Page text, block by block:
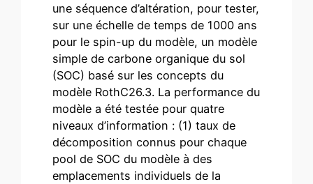
une séquence d’altération, pour tester,
sur une échelle de temps de 1000 ans
pour le spin-up du modèle, un modèle
simple de carbone organique du sol
(SOC) basé sur les concepts du
modèle RothC26.3. La performance du
modèle a été testée pour quatre
niveaux d’information : (1) taux de
décomposition connus pour chaque
pool de SOC du modèle à des
emplacements individuels de la